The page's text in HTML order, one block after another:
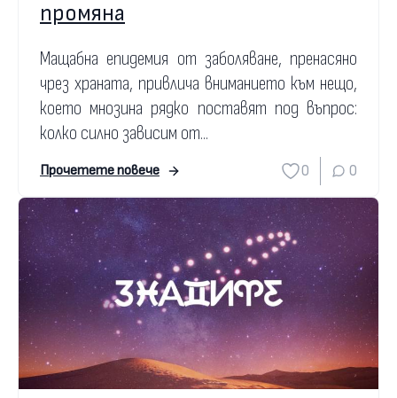
промяна
Мащабна епидемия от заболяване, пренасяно
чрез храната, привлича вниманието към нещо,
което мнозина рядко поставят под въпрос:
колко силно зависим от...
Прочетете повече 0 0